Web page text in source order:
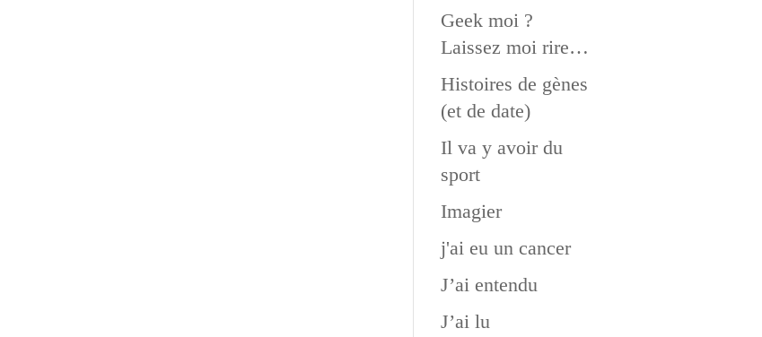
Geek moi ?
Laissez moi rire…
Histoires de gènes
(et de date)
Il va y avoir du
sport
Imagier
j'ai eu un cancer
J’ai entendu
J’ai lu